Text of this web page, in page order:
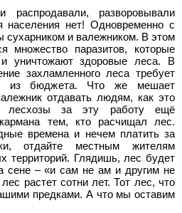
распродавали, разворовывали
нет! Одновременно с
сухарником и валежником. В этом
множество паразитов, которые
и уничтожают здоровые леса. В
захламленного леса требует
из бюджета. Что же мешает
отдавать людям, как это
лесхозы за эту работу ещё
тем, кто расчищал лес.
времена и нечем платить за
отдайте местным жителям
территорий. Глядишь, лес будет
сене – «и сам не ам и другим не
растет сотни лет. Тот лес, что
предками. А что мы оставим